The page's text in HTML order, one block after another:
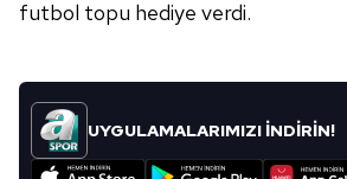
futbol topu hediye verdi.
UYGULAMALARIMIZI İNDİRİN!